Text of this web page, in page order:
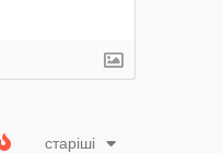
старіші